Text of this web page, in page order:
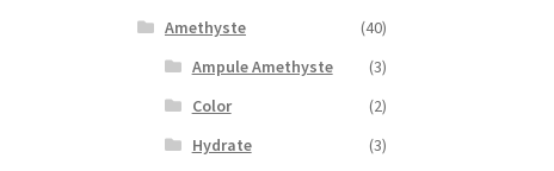
Amethyste
(40)
Ampule Amethyste
(3)
Color
(2)
Hydrate
(3)